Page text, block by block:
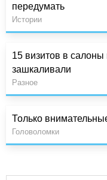
передумать
Истории
15 визитов в
зашкаливали
Разное
Только
Головоломки